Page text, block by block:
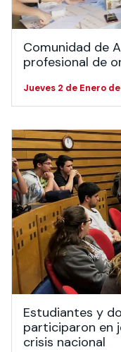
Comunidad de
profesional de
Jueves 2 de Enero
Estudiantes y
participaron en
crisis nacional